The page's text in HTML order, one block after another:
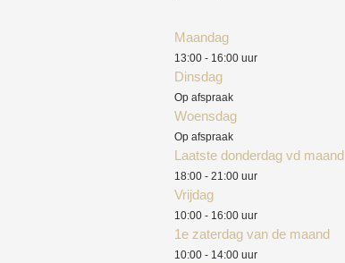
Maandag
13:00 - 16:00 uur
Dinsdag
Op afspraak
Woensdag
Op afspraak
Laatste donderdag vd maand
18:00 - 21:00 uur
Vrijdag
10:00 - 16:00 uur
1e zaterdag van de maand
10:00 - 14:00 uur